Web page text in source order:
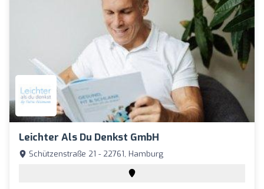
Leichter Als Du Denkst GmbH
Schützenstraße 21 - 22761, Hamburg